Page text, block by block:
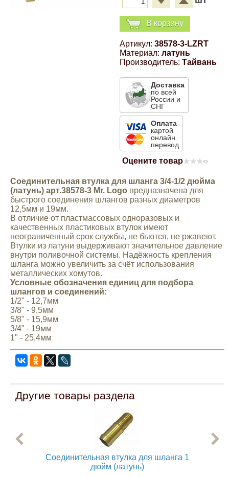
В корзину
Артикул: 38578-3-LZRT
Материал: латунь
Производитель: Тайвань
Доставка
по всей
России и
СНГ
Оплата
картой
онлайн
перевод
Оцените товар (0)
Соединительная втулка для шланга 3/4-1/2 дюйма
(латунь) арт.38578-3 Mr. Logoпредназначена для
быстрого соединения шлангов разных диаметров
12,5мм и 19мм.
В отличие от пластмассовых одноразовых и
качественных пластиковых втулок имеют
неограниченный срок службы, не бьются, не ржавеют.
Втулки из латуни выдерживают значительное давление
внутри поливочной системы. Надёжность крепления
шланга можно увеличить за счёт использования
металлических хомутов.
Условные обозначения единиц для подбора
шлангов и соединений:
1/2" - 12,7мм
3/8" - 9,5мм
5/8" - 15,9мм
3/4" - 19мм
1" - 25,4мм
Другие товары раздела
Соединительная втулка для шланга 1
дюйм (латунь)
Компрессионные фитинги Poliext
Mazda
Mercedes-Benz
Mitsubishi
Opel
Renault
Suzuki
Toyota
Volkswagen
Дополнительные товары
Эмали универсальные акриловые
Магнитные панели на холодильник